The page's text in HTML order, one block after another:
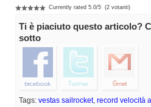
Currently rated 5.0/5 (2 votanti)
Ti è piaciuto questo articolo?
sotto
Tags: vestas sailrocket, record velocità